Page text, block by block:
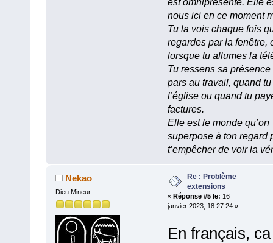
nous ici en ce moment
Tu la vois chaque fois
regardes par la fenêtre,
lorsque tu allumes la
Tu ressens sa
pars au travail, quand
l’église ou quand tu
factures.
Elle est le monde qu’on
superpose à ton regard
t’empêcher de voir la
Nekao
Dieu Mineur
Re : Problème
extensions
« Réponse #5 le: 16
janvier 2023, 18:27:24 »
En français, ca